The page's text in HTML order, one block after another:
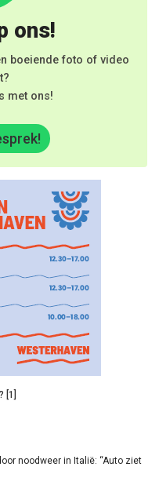
ons!
boeiende foto of video
met ons!
[1]
noodweer in Italië: “Auto ziet